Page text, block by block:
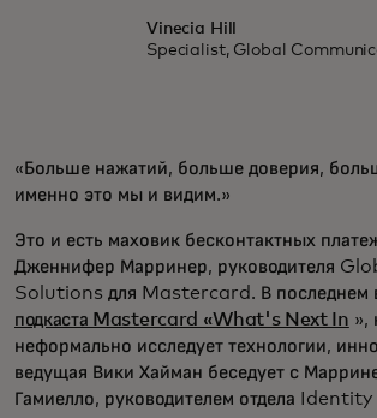
Vinecia Hill
Specialist, Global
«Больше нажатий, больше доверия,
именно это мы и видим.»
Это и есть маховик бесконтактных
Дженнифер Марринер, руководителя
Solutions для Mastercard. В последнем
подкаста Mastercard «What's Next In »,
неформально исследует технологии,
ведущая Вики Хайман беседует с
Гамиелло, руководителем отдела